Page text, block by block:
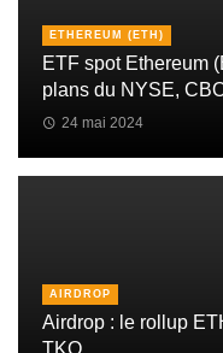
ETHEREUM (ETH)
ETF spot Ethereum
plans du NYSE,
24 mai 2024
AIRDROP
Airdrop : le rollup